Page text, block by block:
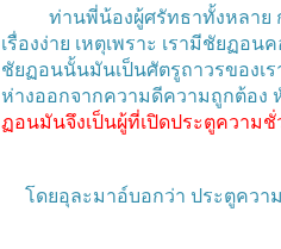
ท่านพี่น้องผู้ศรัทธาทั้งหลาย
เรื่องง่าย เหตุเพราะ เรามีชัยฏอนค
ชัยฏอนนั้นมันเป็นศัตรูถาวรของเ
ห่างออกจากความดีความถูกต้อง
ฏอนมันจึงเป็นผู้ที่เปิดประตูความชั่
โดยอุละมาอ์บอกว่า ประตูควา